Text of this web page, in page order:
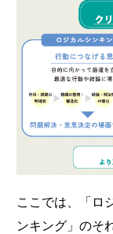
ここでは、「ロ
ンキング」のそ